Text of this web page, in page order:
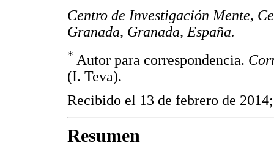
Centro de Investigación Mente,
Granada, Granada, España.
* Autor para correspondencia.
(I. Teva).
Recibido el 13 de febrero de
Resumen